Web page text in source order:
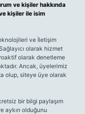
ve kişiler hakkında
kişiler ile isim
ve İletişim
olarak hizmet
olarak denetleme
Ancak, üyelerimiz
olup, siteye üye olarak
bir bilgi paylaşım
aykırı olduğunu